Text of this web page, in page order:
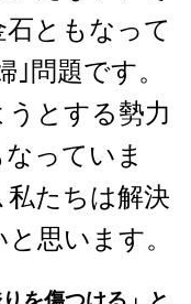
ともなって
｣問題です。
とする勢力
っていま
私たちは解決
思います。